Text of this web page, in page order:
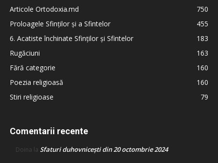
Articole Ortodoxia.md
750
Proloagele Sfinților și a Sfintelor
455
6. Acatiste închinate Sfinților și Sfintelor
183
Rugăciuni
163
Fără categorie
160
Poezia religioasă
160
Stiri religioase
79
Comentarii recente
Doina la Sfaturi duhovnicești din 20 octombrie 2024